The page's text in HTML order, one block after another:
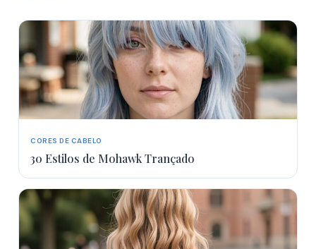
CORES DE CABELO
30 Estilos de Mohawk Trançado